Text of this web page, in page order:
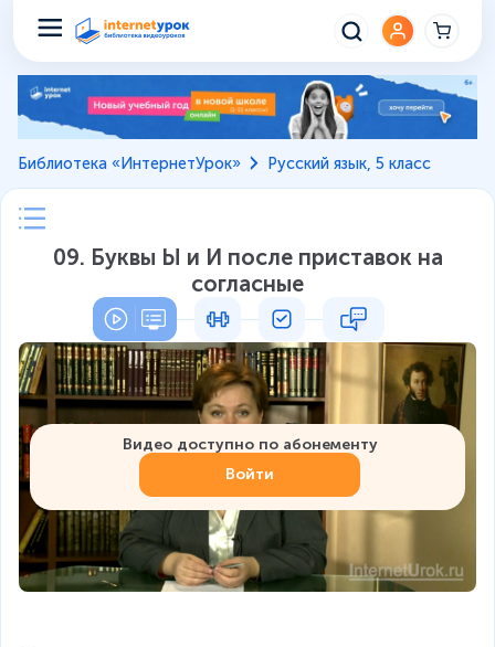
Библиотека «ИнтернетУрок» Русский язык, 5 класс
09. Буквы Ы и И после приставок на
согласные
Видео доступно по абонементу
Войти